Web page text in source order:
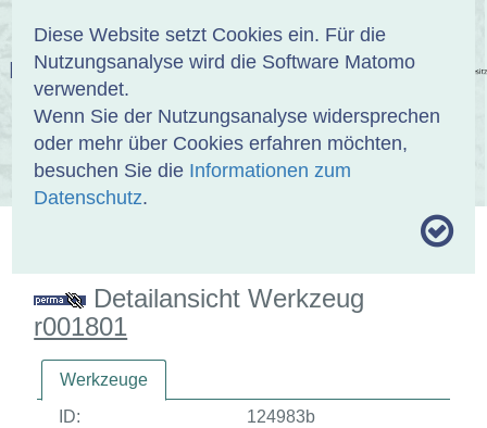
Diese Website setzt Cookies ein. Für die
Nutzungsanalyse wird die Software Matomo
verwendet.
Wenn Sie der Nutzungsanalyse widersprechen
oder mehr über Cookies erfahren möchten,
besuchen Sie die Informationen zum
Datenschutz.
EINBANDDATENBANK
ÜBER UNS SAMMLUNGEN SUCHE
Detailansicht Werkzeug
r001801
Werkzeuge
ID:
124983b